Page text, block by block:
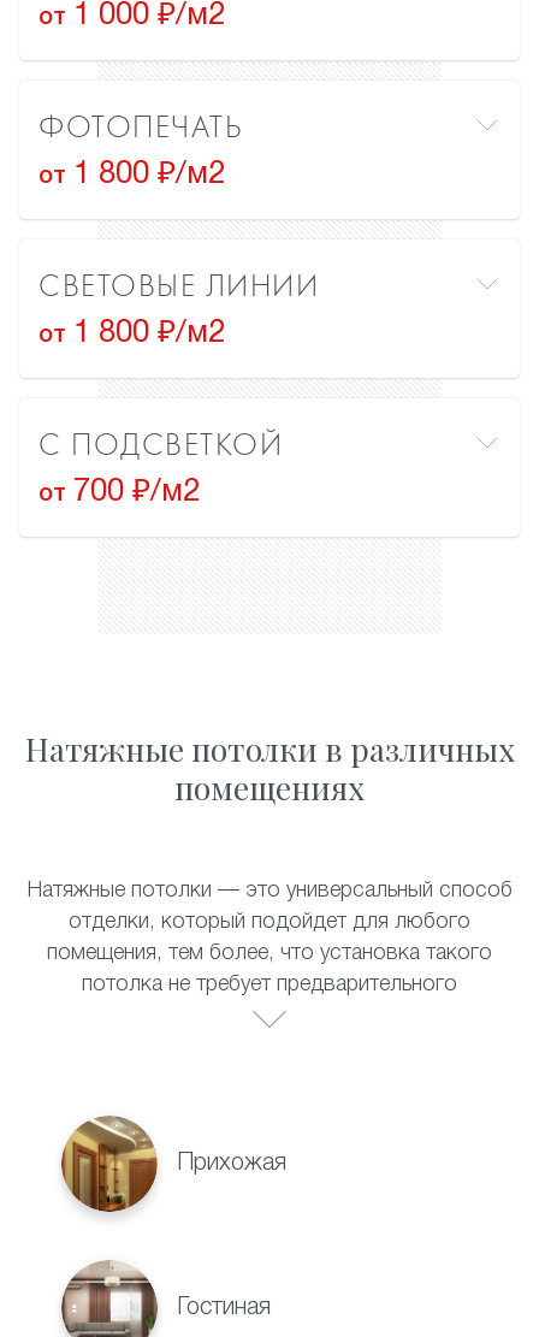
от 1 000 ₽/м2
ФОТОПЕЧАТЬ
от 1 800 ₽/м2
СВЕТОВЫЕ ЛИНИИ
от 1 800 ₽/м2
С ПОДСВЕТКОЙ
от 700 ₽/м2
Натяжные потолки в различных
помещениях
Натяжные потолки — это универсальный способ
отделки, который подойдет для любого
помещения, тем более, что установка такого
потолка не требует предварительного
выравнивания поверхности. Полотно прекрасно
прекрасно смотрятся в:
Прихожая
Гостиная